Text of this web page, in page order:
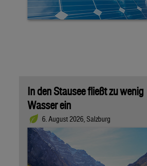
In den Stausee fließt zu wenig
Wasser ein
6. August 2026, Salzburg